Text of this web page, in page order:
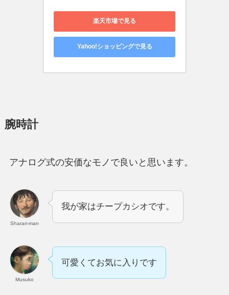
楽天市場で見る
Yahoo!ショッピングで見る
腕時計
アナログ式の安価なモノで良いと思います。
Sharari-man
我が家はチープカシオです。
Musuko
可愛くてお気に入りです